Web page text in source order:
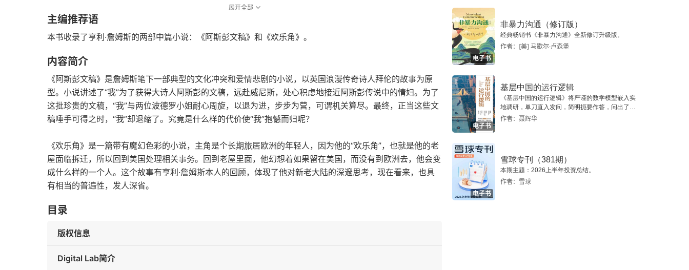
发行日期
展开全部
主编推荐语
本书收录了亨利·詹姆斯的两部中篇小说：《阿斯彭文稿》和《欢乐角》。
内容简介
《阿斯彭文稿》是詹姆斯笔下一部典型的文化冲突和爱情悲剧的小说，以英国浪漫传奇诗人拜伦的故事为原
型。小说讲述了“我”为了获得大诗人阿斯彭的文稿，远赴威尼斯，处心积虑地接近阿斯彭传说中的情妇。为了
这批珍贵的文稿，“我”与两位波德罗小姐耐心周旋，以退为进，步步为营，可谓机关算尽。最终，正当这些文
稿唾手可得之时，“我”却退缩了。究竟是什么样的代价使“我”抱憾而归呢？
《欢乐角》是一篇带有魔幻色彩的小说，主角是个长期旅居欧洲的年轻人，因为他的“欢乐角”，也就是他的老
屋面临拆迁，所以回到美国处理相关事务。回到老屋里面，他幻想着如果留在美国，而没有到欧洲去，他会变
成什么样的一个人。这个故事有亨利·詹姆斯本人的回顾，体现了他对新老大陆的深邃思考，现在看来，也具
有相当的普遍性，发人深省。
目录
版权信息
Digital Lab简介
电子书
非暴力沟通（修订版）
经典畅销书《非暴力沟通》全新修订升级版。
作者：[美] 马歇尔·卢森堡
电子书
基层中国的运行逻辑
《基层中国的运行逻辑》将严谨的数学模型嵌入实
地调研，单刀直入发问，简明扼要作答，问出了一
个真实切近的基层中国。
作者：聂辉华
电子书
雪球专刊（381期）
本期主题：2026上半年投资总结。
作者：雪球